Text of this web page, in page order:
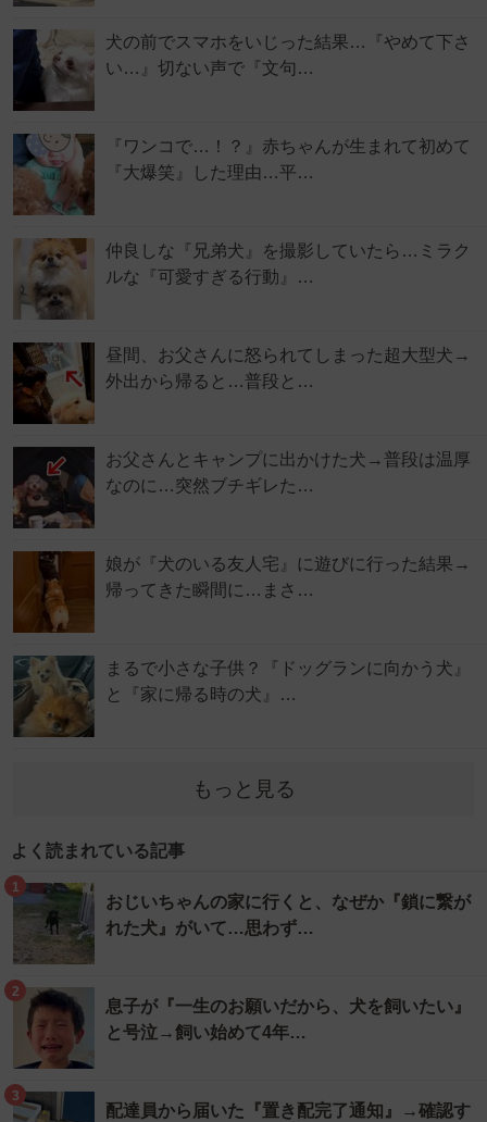
犬の前でスマホをいじった結果…『やめて下さ
い…』切ない声で『文句…
『ワンコで…！？』赤ちゃんが生まれて初めて
『大爆笑』した理由…平…
仲良しな『兄弟犬』を撮影していたら…ミラク
ルな『可愛すぎる行動』…
昼間、お父さんに怒られてしまった超大型犬→
外出から帰ると…普段と…
お父さんとキャンプに出かけた犬→普段は温厚
なのに…突然ブチギレた…
娘が『犬のいる友人宅』に遊びに行った結果→
帰ってきた瞬間に…まさ…
まるで小さな子供？『ドッグランに向かう犬』
と『家に帰る時の犬』…
もっと見る
よく読まれている記事
1
おじいちゃんの家に行くと、なぜか『鎖に繋が
れた犬』がいて…思わず…
2
息子が『一生のお願いだから、犬を飼いたい』
と号泣→飼い始めて4年…
3
配達員から届いた『置き配完了通知』→確認す